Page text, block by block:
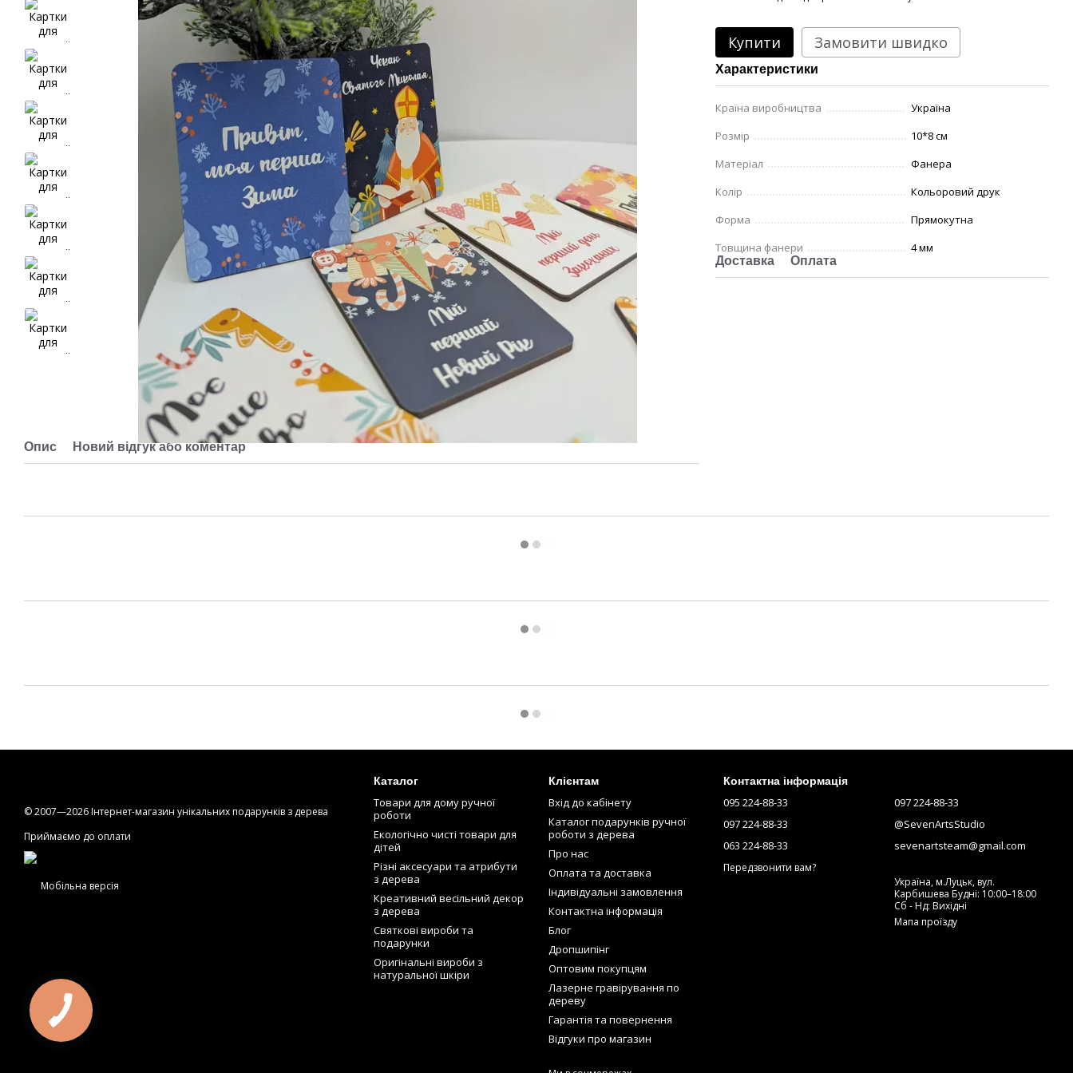
Опис Новий відгук або коментар
Купити Замовити швидко
Характеристики
Країна виробництва
Україна
Розмір
10*8 см
Матеріал
Фанера
Колір
Кольоровий друк
Форма
Прямокутна
Товщина фанери
4 мм
Доставка Оплата
© 2007—2026 Інтернет-магазин унікальних подарунків з дерева
Приймаємо до оплати
Мобільна версія
Каталог
Товари для дому ручної
роботи
Екологічно чисті товари для
дітей
Різні аксесуари та атрибути
з дерева
Креативний весільний декор
з дерева
Святкові вироби та
подарунки
Оригінальні вироби з
натуральної шкіри
Клієнтам
Вхід до кабінету
Каталог подарунків ручної
роботи з дерева
Про нас
Оплата та доставка
Індивідуальні замовлення
Контактна інформація
Блог
Дропшипінг
Оптовим покупцям
Лазерне гравірування по
дереву
Гарантія та повернення
Відгуки про магазин
Контактна інформація
095 224-88-33
097 224-88-33
063 224-88-33
Передзвонити вам?
097 224-88-33
@SevenArtsStudio
sevenartsteam@gmail.com
Україна, м.Луцьк, вул.
Карбишева Будні: 10:00–18:00
Сб - Нд: Вихідні
Мапа проїзду